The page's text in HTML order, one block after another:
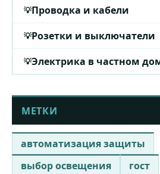
Проводка и кабели
Розетки и выключатели
Электрика в частном
МЕТКИ
автоматизация защиты
выбор освещения
гост